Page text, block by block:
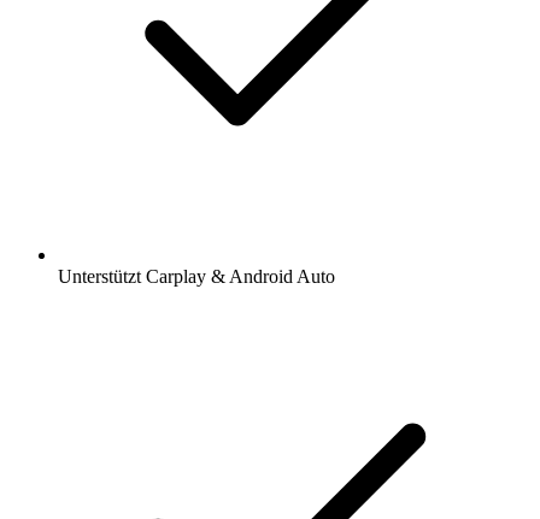
Unterstützt Carplay & Android Auto